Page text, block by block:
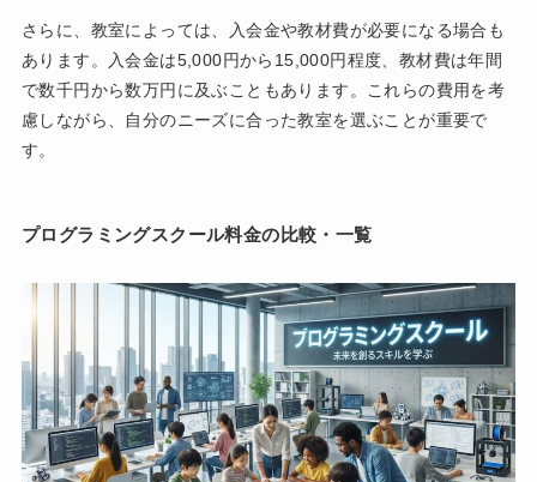
さらに、教室によっては、入会金や教材費が必要になる場合も
あります。入会金は5,000円から15,000円程度、教材費は年間
で数千円から数万円に及ぶこともあります。これらの費用を考
慮しながら、自分のニーズに合った教室を選ぶことが重要で
す。
プログラミングスクール料金の比較・一覧